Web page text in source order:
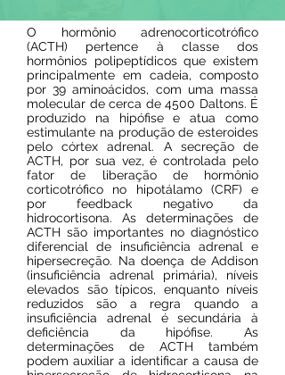
O hormônio adrenocorticotrófico
(ACTH) pertence à classe dos
hormônios polipeptídicos que existem
principalmente em cadeia, composto
por 39 aminoácidos, com uma massa
molecular de cerca de 4500 Daltons. É
produzido na hipófise e atua como
estimulante na produção de esteroides
pelo córtex adrenal. A secreção de
ACTH, por sua vez, é controlada pelo
fator de liberação de hormônio
corticotrófico no hipotálamo (CRF) e
por feedback negativo da
hidrocortisona. As determinações de
ACTH são importantes no diagnóstico
diferencial de insuficiência adrenal e
hipersecreção. Na doença de Addison
(insuficiência adrenal primária), níveis
elevados são típicos, enquanto níveis
reduzidos são a regra quando a
insuficiência adrenal é secundária à
deficiência da hipófise. As
determinações de ACTH também
podem auxiliar a identificar a causa de